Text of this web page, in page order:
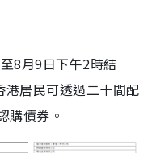
8月9日下午2時結
居民可透過二十間配
購債券。